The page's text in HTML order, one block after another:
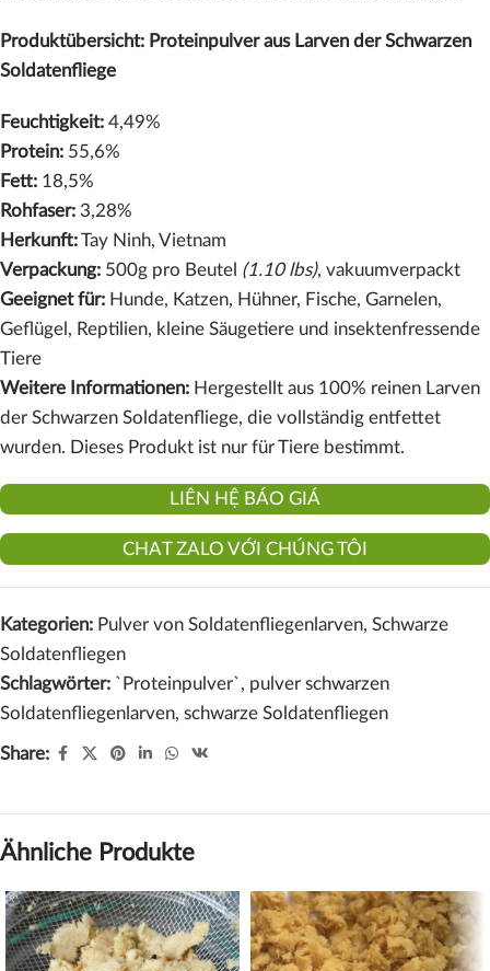
Produktübersicht: Proteinpulver aus Larven der Schwarzen
Soldatenfliege
Feuchtigkeit: 4,49%
Protein: 55,6%
Fett: 18,5%
Rohfaser: 3,28%
Herkunft:Tay Ninh, Vietnam
Verpackung: 500g pro Beutel (1.10 lbs), vakuumverpackt
Geeignet für: Hunde, Katzen, Hühner, Fische, Garnelen,
Geflügel, Reptilien, kleine Säugetiere und insektenfressende
Tiere
Weitere Informationen: Hergestellt aus 100% reinen Larven
der Schwarzen Soldatenfliege, die vollständig entfettet
wurden. Dieses Produkt ist nur für Tiere bestimmt.
LIÊN HỆ BÁO GIÁ
CHAT ZALO VỚI CHÚNG TÔI
Kategorien: Pulver von Soldatenfliegenlarven, Schwarze
Soldatenfliegen
Schlagwörter: `Proteinpulver`, pulver schwarzen
Soldatenfliegenlarven, schwarze Soldatenfliegen
Share:
Ähnliche Produkte